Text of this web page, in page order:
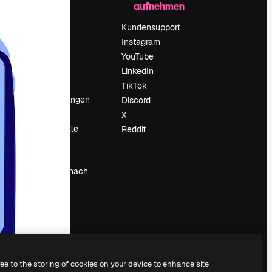
Veranstaltungen
Deine Inhalte
Suchst du nach
aufnehmen
Kundensupport
Instagram
YouTube
LinkedIn
TikTok
Discord
X
Reddit
to the storing of cookies on your device to enhance site